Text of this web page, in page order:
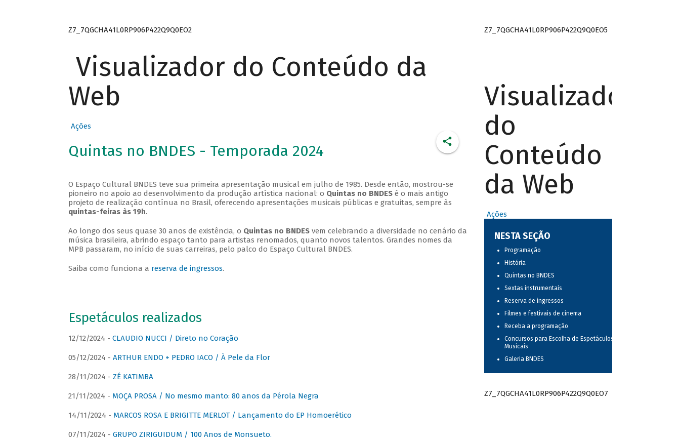
Z7_7QGCHA41L0RP906P422Q9Q0EO2
Visualizador do Conteúdo da
Web
Ações
Quintas no BNDES - Temporada 2024
O Espaço Cultural BNDES teve sua primeira apresentação musical em julho de 1985. Desde então, mostrou-se
pioneiro no apoio ao desenvolvimento da produção artística nacional: o Quintas no BNDESé o mais antigo
projeto de realização contínua no Brasil, oferecendo apresentações musicais públicas e gratuitas, sempre às
quintas-feiras às 19h.
Ao longo dos seus quase 30 anos de existência, o Quintas no BNDESvem celebrando a diversidade no cenário da
música brasileira, abrindo espaço tanto para artistas renomados, quanto novos talentos. Grandes nomes da
MPB passaram, no início de suas carreiras, pelo palco do Espaço Cultural BNDES.
Saiba como funciona a reserva de ingressos.
Espetáculos realizados
12/12/2024 - CLAUDIO NUCCI / Direto no Coração
05/12/2024 - ARTHUR ENDO + PEDRO IACO / À Pele da Flor
28/11/2024 - ZÉ KATIMBA
21/11/2024 - MOÇA PROSA / No mesmo manto: 80 anos da Pérola Negra
14/11/2024 - MARCOS ROSA E BRIGITTE MERLOT / Lançamento do EP Homoerético
07/11/2024 - GRUPO ZIRIGUIDUM / 100 Anos de Monsueto.
Z7_7QGCHA41L0RP906P422Q9Q0EO5
Visualizador
do
Conteúdo
da Web
Ações
NESTA SEÇÃO
Programação
História
Quintas no BNDES
Sextas instrumentais
Reserva de ingressos
Filmes e festivais de cinema
Receba a programação
Concursos para Escolha de Espetáculos
Musicais
Galeria BNDES
Z7_7QGCHA41L0RP906P422Q9Q0EO7